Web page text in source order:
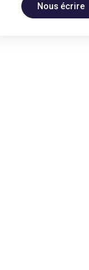
Nous écrire